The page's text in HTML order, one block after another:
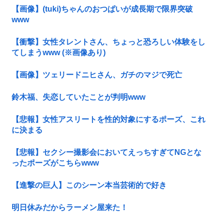
【画像】(tuki)ちゃんのおつぱいが成長期で限界突破
www
【衝撃】女性タレントさん、ちょっと恐ろしい体験をし
てしまうwww (※画像あり)
【画像】ツェリードニヒさん、ガチのマジで死亡
鈴木福、失恋していたことが判明www
【悲報】女性アスリートを性的対象にするポーズ、これ
に決まる
【悲報】セクシー撮影会においてえっちすぎてNGとな
ったポーズがこちらwww
【進撃の巨人】このシーン本当芸術的で好き
明日休みだからラーメン屋来た！